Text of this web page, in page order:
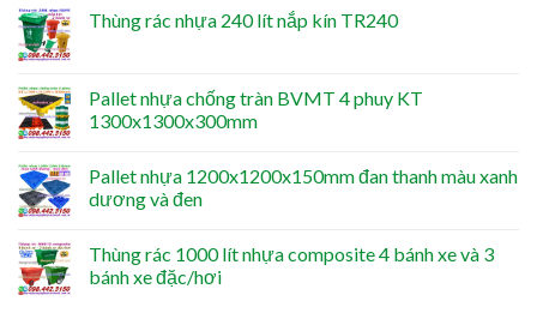
Thùng rác nhựa 240 lít nắp kín TR240
Pallet nhựa chống tràn BVMT 4 phuy KT
1300x1300x300mm
Pallet nhựa 1200x1200x150mm đan thanh màu xanh
dương và đen
Thùng rác 1000 lít nhựa composite 4 bánh xe và 3
bánh xe đặc/hơi